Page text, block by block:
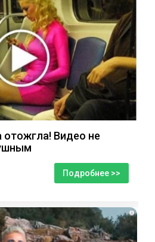
отожгла! Видео не
Подробнее >>
i